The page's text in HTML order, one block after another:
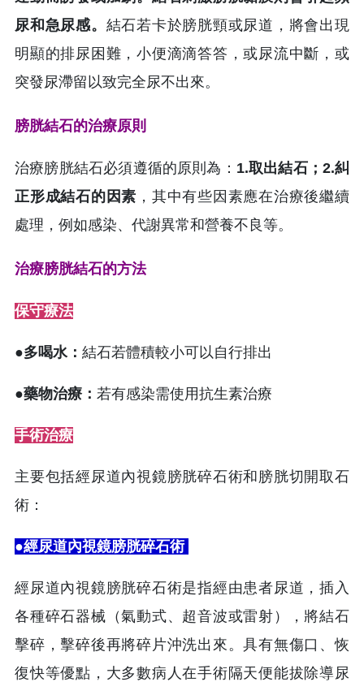
尿和急尿感。 結石若卡於膀胱頸或尿道，將會出現
明顯的排尿困難，小便滴滴答答，或尿流中斷，或
突發尿滯留以致完全尿不出來。
膀胱結石的治療原則
治療膀胱結石必須遵循的原則為： 1.取出結石；2.糾
正形成結石的因素 ，其中有些因素應在治療後繼續
處理，例如感染、代謝異常和營養不良等。
治療膀胱結石的方法
保守療法
●多喝水： 結石若體積較小可以自行排出
●藥物治療： 若有感染需使用抗生素治療
手術治療
主要包括經尿道內視鏡膀胱碎石術和膀胱切開取石
術：
●經尿道內視鏡膀胱碎石術
經尿道內視鏡膀胱碎石術是指經由患者尿道，插入
各種碎石器械（氣動式、超音波或雷射），將結石
擊碎，擊碎後再將碎片沖洗出來。具有無傷口、恢
復快等優點，大多數病人在手術隔天便能拔除導尿